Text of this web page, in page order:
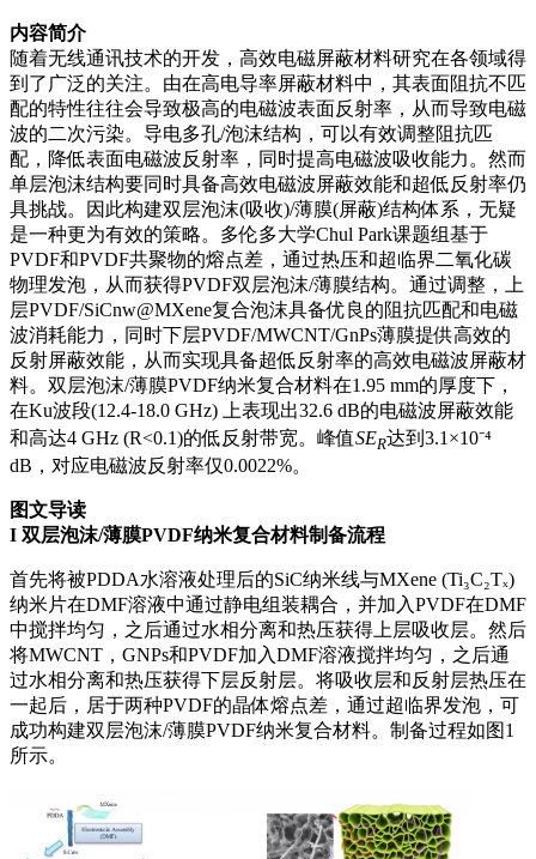
内容简介
随着无线通讯技术的开发，高效电磁屏蔽材料研究在各领域得
到了广泛的关注。由在高电导率屏蔽材料中，其表面阻抗不匹
配的特性往往会导致极高的电磁波表面反射率，从而导致电磁
波的二次污染。导电多孔/泡沫结构，可以有效调整阻抗匹
配，降低表面电磁波反射率，同时提高电磁波吸收能力。然而
单层泡沫结构要同时具备高效电磁波屏蔽效能和超低反射率仍
具挑战。因此构建双层泡沫(吸收)/薄膜(屏蔽)结构体系，无疑
是一种更为有效的策略。多伦多大学Chul Park课题组基于
PVDF和PVDF共聚物的熔点差，通过热压和超临界二氧化碳
物理发泡，从而获得PVDF双层泡沫/薄膜结构。通过调整，上
层PVDF/SiCnw@MXene复合泡沫具备优良的阻抗匹配和电磁
波消耗能力，同时下层PVDF/MWCNT/GnPs薄膜提供高效的
反射屏蔽效能，从而实现具备超低反射率的高效电磁波屏蔽材
料。双层泡沫/薄膜PVDF纳米复合材料在1.95 mm的厚度下，
在Ku波段(12.4-18.0 GHz) 上表现出32.6 dB的电磁波屏蔽效能
和高达4 GHz (R<0.1)的低反射带宽。峰值SER达到3.1×10⁻⁴
dB，对应电磁波反射率仅0.0022%。
图文导读
I 双层泡沫/薄膜PVDF纳米复合材料制备流程
首先将被PDDA水溶液处理后的SiC纳米线与MXene (Ti₃C₂Tₓ)
纳米片在DMF溶液中通过静电组装耦合，并加入PVDF在DMF
中搅拌均匀，之后通过水相分离和热压获得上层吸收层。然后
将MWCNT，GNPs和PVDF加入DMF溶液搅拌均匀，之后通
过水相分离和热压获得下层反射层。将吸收层和反射层热压在
一起后，居于两种PVDF的晶体熔点差，通过超临界发泡，可
成功构建双层泡沫/薄膜PVDF纳米复合材料。制备过程如图1
所示。